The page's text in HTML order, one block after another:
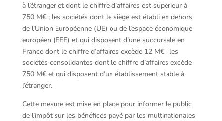
à l’étranger et dont le chiffre d’affaires est supérieur à
750 M€ ; les sociétés dont le siège est établi en dehors
de l’Union Européenne (UE) ou de l’espace économique
européen (EEE) et qui disposent d’une succursale en
France dont le chiffre d’affaires excède 12 M€ ; les
sociétés consolidantes dont le chiffre d’affaires excède
750 M€ et qui disposent d’un établissement stable à
l’étranger.
Cette mesure est mise en place pour informer le public
de l’impôt sur les bénéfices payé par les multinationales